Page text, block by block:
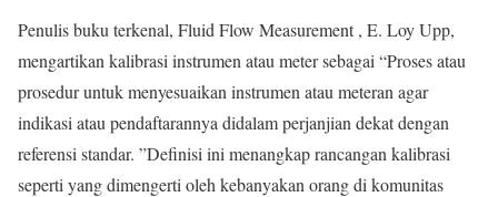
Penulis buku terkenal, Fluid Flow Measurement , E. Loy Upp,
mengartikan kalibrasi instrumen atau meter sebagai “Proses atau
prosedur untuk menyesuaikan instrumen atau meteran agar
indikasi atau pendaftarannya didalam perjanjian dekat dengan
referensi standar. ”Definisi ini menangkap rancangan kalibrasi
seperti yang dimengerti oleh kebanyakan orang di komunitas